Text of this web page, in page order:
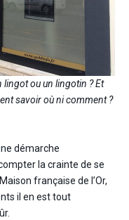
lingot ou un lingotin ? Et
savoir où ni comment ?
démarche
la crainte de se
française de l’Or,
il en est tout